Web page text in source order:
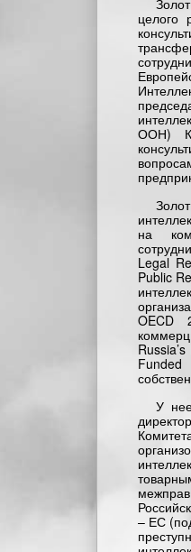
целого
ООН)
на
Legal
Public
OECD
Funded
У
– ЕС